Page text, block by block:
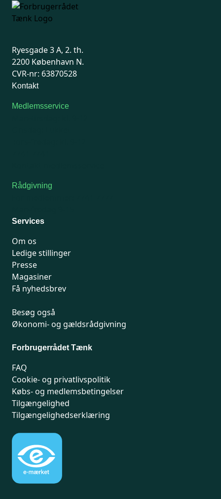
Ryesgade 3 A, 2. th.
2200 København N.
CVR-nr: 63870528
Kontakt
Medlemsservice
Rådgivning
Services
Om os
Ledige stillinger
Presse
Magasiner
Få nyhedsbrev
Besøg også
Økonomi- og gældsrådgivning
Forbrugerrådet Tænk
FAQ
Cookie- og privatlivspolitik
Købs- og medlemsbetingelser
Tilgængelighed
Tilgængelighedserklæring